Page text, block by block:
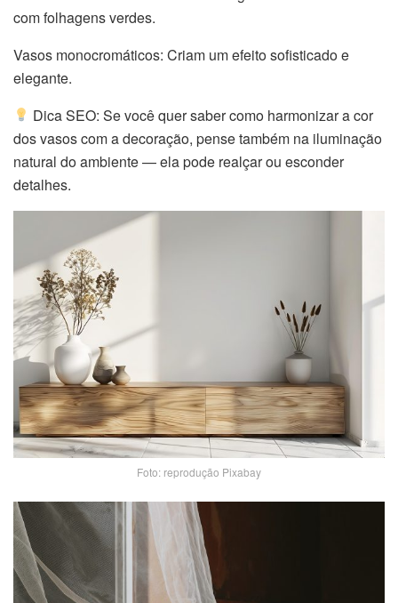
com folhagens verdes.
Vasos monocromáticos: Criam um efeito sofisticado e
elegante.
Dica SEO: Se você quer saber como harmonizar a cor
dos vasos com a decoração, pense também na iluminação
natural do ambiente — ela pode realçar ou esconder
detalhes.
Foto: reprodução Pixabay